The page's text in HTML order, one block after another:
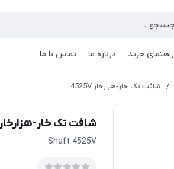
راهنمای خرید درباره ما تماس با ما
/ شافت تک خار-هزارخار 4525V
شافت تک خار-هزارخار 4525V
Shaft 4525V